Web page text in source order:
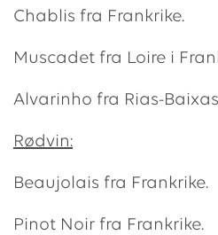
Chablis fra Frankrike.
Muscadet fra Loire i
Alvarinho fra Rias-
Rødvin:
Beaujolais fra Frankrike.
Pinot Noir fra Frankrike.